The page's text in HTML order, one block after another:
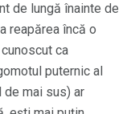
de lungă înainte de
reapărea încă o
ca
puternic al
mai sus) ar